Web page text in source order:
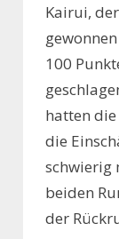
Kairui,
100
hatten
die
schwierig
beiden
der